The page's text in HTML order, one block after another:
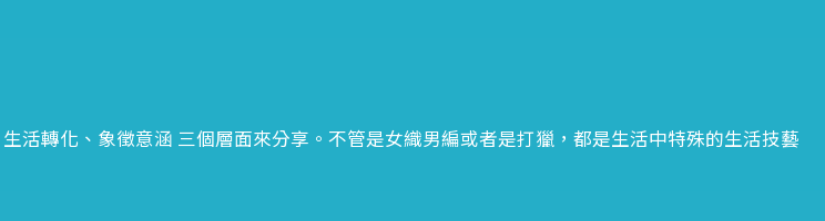
活轉化、象徵意涵 三個層面來分享。不管是女織男編或者是打獵，都是生活中特殊的生活技藝